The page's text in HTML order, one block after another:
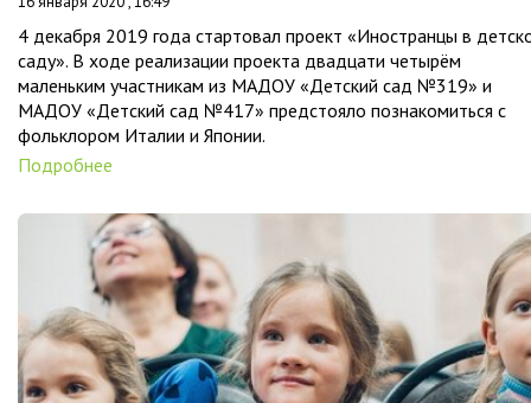
4 декабря 2019 года стартовал проект «Иностранцы в
саду». В ходе реализации проекта двадцати четырём
маленьким участникам из МАДОУ «Детский сад №319» и
МАДОУ «Детский сад №417» предстояло познакомиться с
фольклором Италии и Японии.
Подробнее